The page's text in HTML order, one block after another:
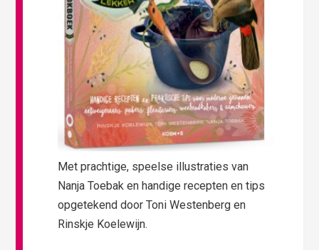
Met prachtige, speelse illustraties van
Nanja Toebak en handige recepten en tips
opgetekend door Toni Westenberg en
Rinskje Koelewijn.